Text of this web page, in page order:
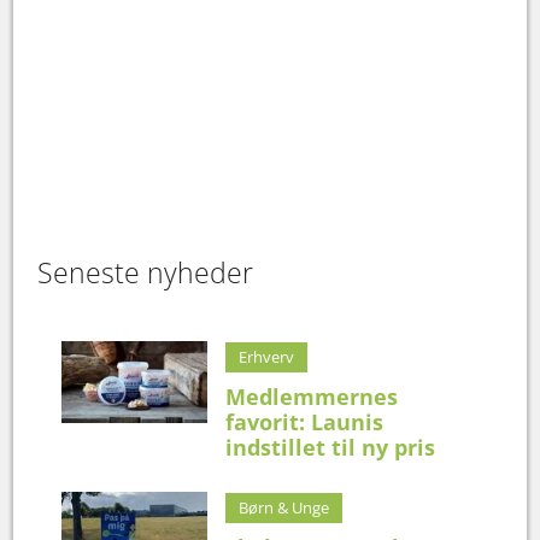
Seneste nyheder
Erhverv
Medlemmernes
favorit: Launis
indstillet til ny pris
Børn & Unge